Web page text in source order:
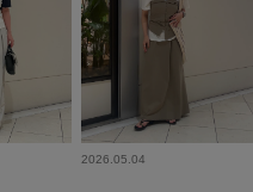
2026.05.04